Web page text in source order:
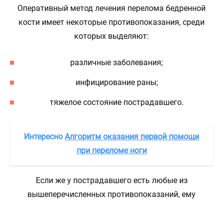
Оперативный метод лечения перелома бедренной
кости имеет некоторые противопоказания, среди
которых выделяют:
различные заболевания;
инфицирование раны;
тяжелое состояние пострадавшего.
Интересно Алгоритм оказания первой помощи
при переломе ноги
Если же у пострадавшего есть любые из
вышеперечисленных противопоказаний, ему